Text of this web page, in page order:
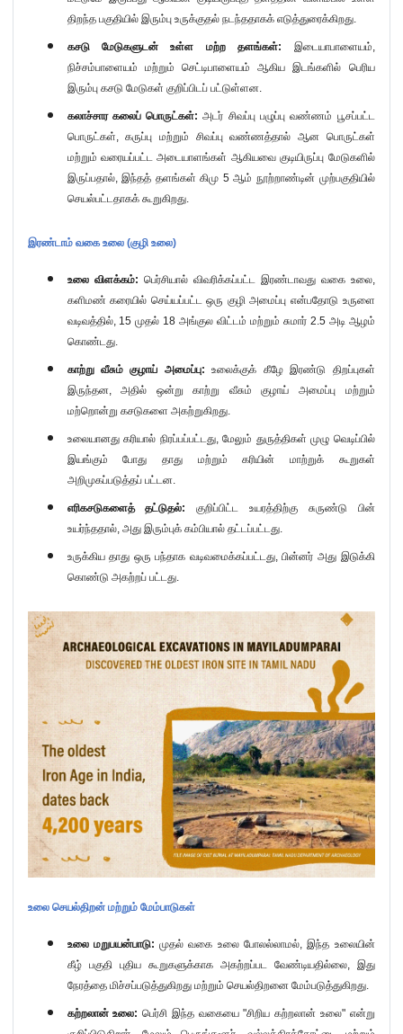
திறந்த பகுதியில் இரும்பு உருக்குதல் நடந்ததாகக் எடுத்துரைக்கிறது.
கசடு மேடுகளுடன் உள்ள மற்ற தளங்கள்: இடையாபாளையம்
நிச்சம்பாளையம் மற்றும் செட்டிபாளையம் ஆகிய இடங்களில் பெரிய
இரும்பு கசடு மேடுகள் குறிப்பிடப் பட்டுள்ளன.
கலாச்சார கலைப் பொருட்கள்: அடர் சிவப்பு பழுப்பு வண்ணம் பூசப்பட்ட
பொருட்கள் ,கருப்பு மற்றும் சிவப்பு வண்ணத்தால் ஆன பொருட்கள்
மற்றும் வரையப்பட்ட அடையாளங்கள் ஆகியவை குடியிருப்பு மேடுகளில்
இருப்பதால்,இந்தத் தளங்கள் கிமு 5ஆம் நூற்றாண்டின் முற்பகுதியில்
செயல்பட்டதாகக் கூறுகிறது.
இரண்டாம் வகை உலை (குழி உலை)
உலை விளக்கம்: பெர்சியால் விவரிக்கப்பட்ட இரண்டாவது வகை உலை,
களிமண் கரையில் செய்யப்பட்ட ஒரு குழி அமைப்பு என்பதோடு உருளை
வடிவத்தில், 15 முதல் 18 அங்குல விட்டம் மற்றும் சுமார் 2.5அடி ஆழம்
கொண்டது.
காற்று வீசும் குழாய் அமைப்பு: உலைக்குக் கீழே இரண்டு திறப்புகள்
இருந்தன,அதில் ஒன்று காற்று வீசும் குழாய் அமைப்பு மற்றும்
மற்றொன்று கசடுகளை அகற்றுகிறது.
உலையானது கரியால் நிரப்பப்பட்டது,மேலும் துருத்திகள் முழு வெடிப்பில்
இயங்கும் போது தாது மற்றும் கரியின் மாற்றுக் கூறுகள்
அறிமுகப்படுத்தப் பட்டன.
எரிகசடுகளைத் தட்டுதல்:குறிப்பிட்ட உயரத்திற்கு சுருண்டு பின்
உயர்ந்ததால், அது இரும்புக் கம்பியால் தட்டப்பட்டது.
உருக்கிய தாது ஒரு பந்தாக வடிவமைக்கப்பட்டது,பின்னர் அது இடுக்கி
கொண்டு அகற்றப் பட்டது.
உலை செயல்திறன் மற்றும் மேம்பாடுகள்
உலை மறுபயன்பாடு:முதல் வகை உலை போலல்லாமல்,இந்த உலையின்
கீழ் பகுதி புதிய கூறுகளுக்காக அகற்றப்பட வேண்டியதில்லை,இது
நேரத்தை மிச்சப்படுத்துகிறது மற்றும் செயல்திறனை மேம்படுத்துகிறது.
கற்றலான் உலை: பெர்சி இந்த வகையை "சிறிய கற்றலான் உலை" என்று